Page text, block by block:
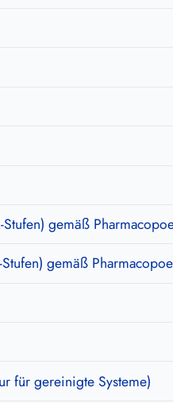
gemäß
gemäß
für gereinigte Systeme)